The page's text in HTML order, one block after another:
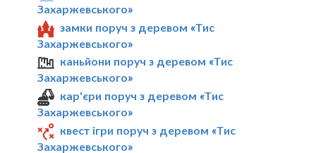
Захаржевського»
замки поруч з деревом «Тис
Захаржевського»
каньйони поруч з деревом «Тис
Захаржевського»
кар'єри поруч з деревом «Тис
Захаржевського»
квест ігри поруч з деревом «Тис
Захаржевського»